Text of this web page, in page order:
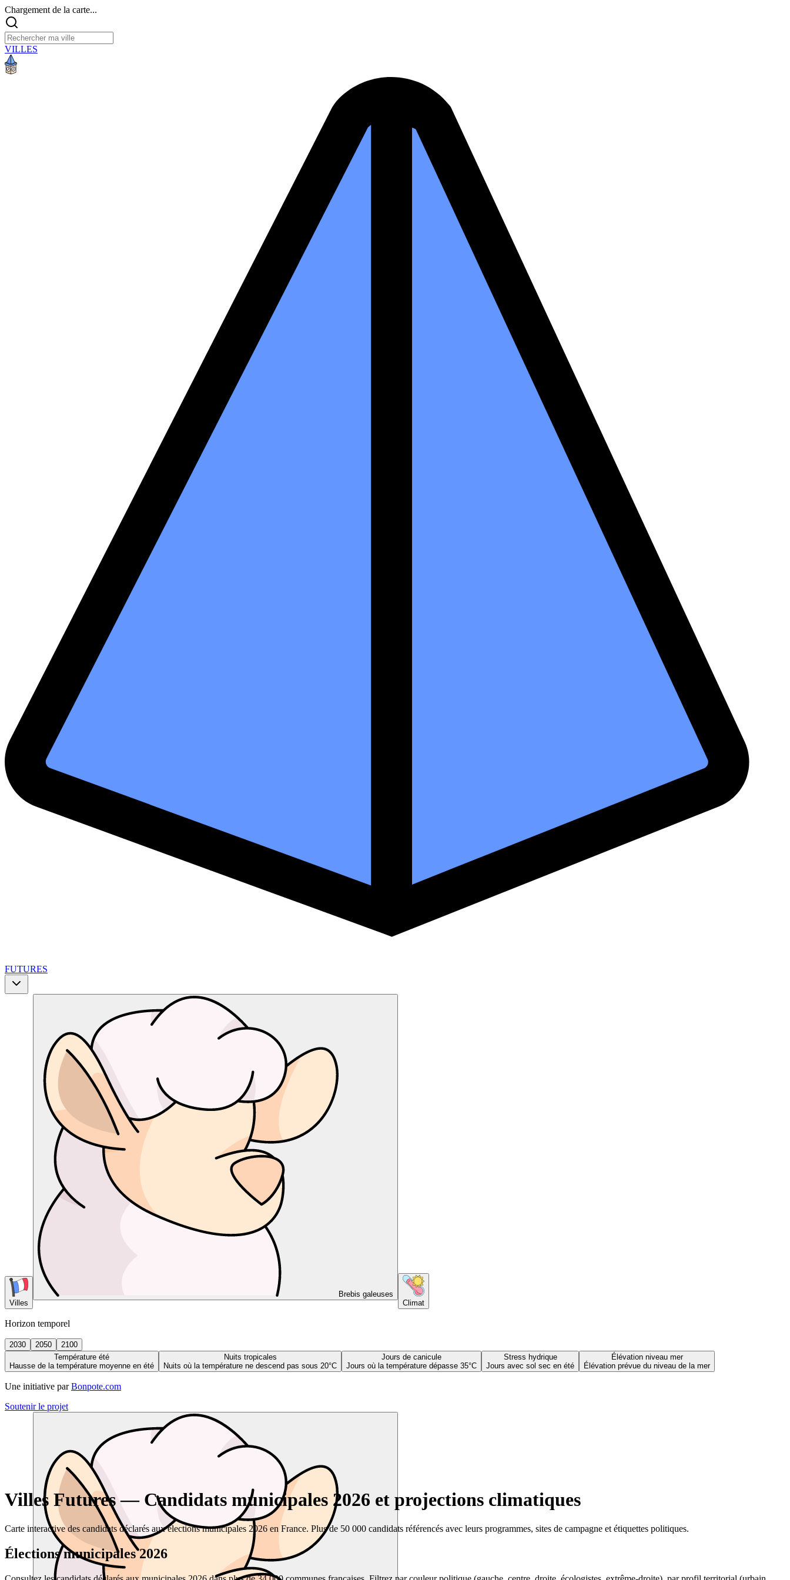
Chargement de la carte...
VILLES
FUTURES
Villes
Brebis galeuses
Climat
Horizon temporel
2030 2050
2100
Température été
Hausse de la température moyenne en été
Nuits tropicales
Nuits où la température ne descend pas sous 20°C
Jours de canicule
Jours où la température dépasse 35°C
Stress hydrique
Jours avec sol sec en été
Élévation niveau mer
Élévation prévue du niveau de la mer
Une initiative par Bonpote.com
Soutenir le projet
Villes Futures — Candidats municipales 2026 et projections climatiques
Carte interactive des candidats déclarés aux élections municipales 2026 en France. Plus de 50 000 candidats référencés avec leurs programmes, sites de campagne et étiquettes politiques.
Élections municipales 2026